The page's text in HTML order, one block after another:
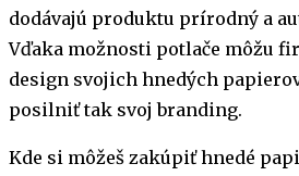
dodávajú produktu prírodný a
Vďaka možnosti potlače môžu
design svojich hnedých
posilniť tak svoj branding.
Kde si môžeš zakúpiť hnedé